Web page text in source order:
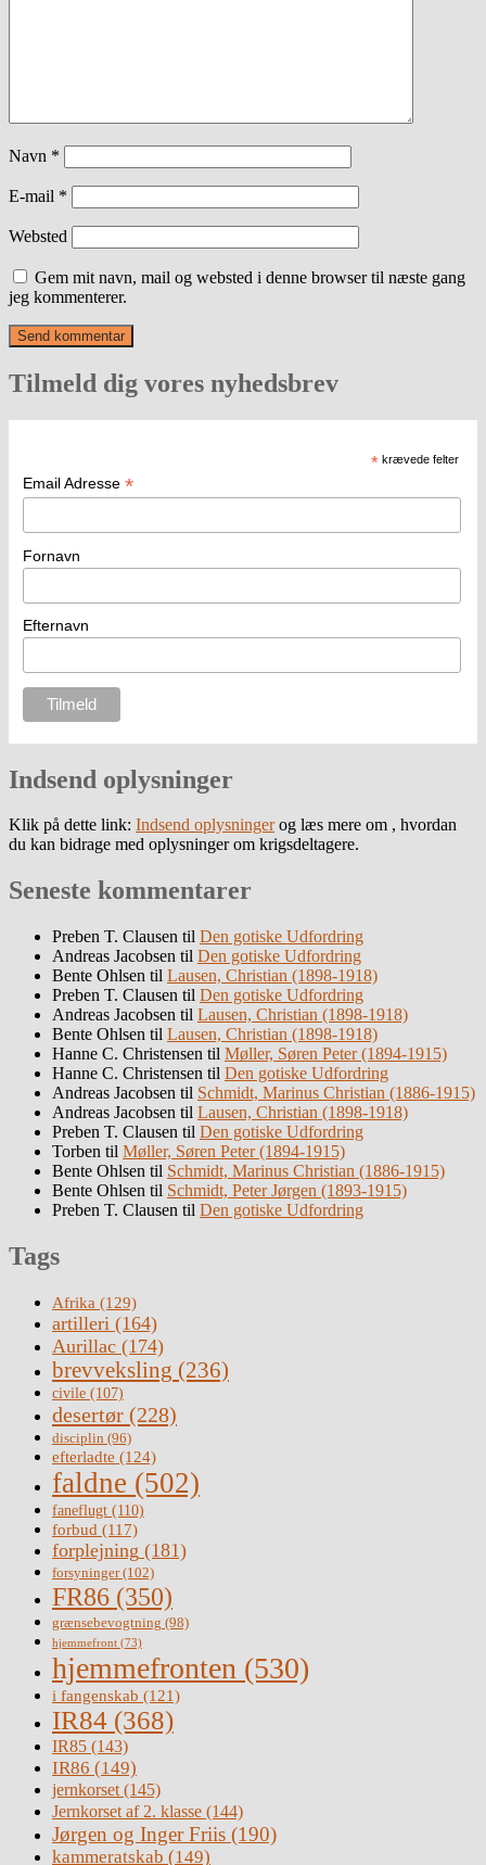
Navn *
E-mail *
Websted
Gem mit navn, mail og websted i denne browser til næste gang
jeg kommenterer.
Tilmeld dig vores nyhedsbrev
* krævede felter
Email Adresse *
Fornavn
Efternavn
Indsend oplysninger
Klik på dette link: Indsend oplysningerog læs mere om , hvordan
du kan bidrage med oplysninger om krigsdeltagere.
Seneste kommentarer
Preben T. Clausen til Den gotiske Udfordring
Andreas Jacobsen til Den gotiske Udfordring
Bente Ohlsen til Lausen, Christian (1898-1918)
Preben T. Clausen til Den gotiske Udfordring
Andreas Jacobsen til Lausen, Christian (1898-1918)
Bente Ohlsen til Lausen, Christian (1898-1918)
Hanne C. Christensen til Møller, Søren Peter (1894-1915)
Hanne C. Christensen til Den gotiske Udfordring
Andreas Jacobsen til Schmidt, Marinus Christian (1886-1915)
Andreas Jacobsen til Lausen, Christian (1898-1918)
Preben T. Clausen til Den gotiske Udfordring
Torben til Møller, Søren Peter (1894-1915)
Bente Ohlsen til Schmidt, Marinus Christian (1886-1915)
Bente Ohlsen til Schmidt, Peter Jørgen (1893-1915)
Preben T. Clausen til Den gotiske Udfordring
Tags
Afrika (129)
artilleri (164)
Aurillac (174)
brevveksling (236)
civile (107)
desertør (228)
disciplin (96)
efterladte (124)
faldne (502)
faneflugt (110)
forbud (117)
forplejning (181)
forsyninger(102)
FR86 (350)
grænsebevogtning (98)
hjemmefront (73)
hjemmefronten (530)
i fangenskab (121)
IR84 (368)
IR85 (143)
IR86 (149)
jernkorset(145)
Jernkorset af 2. klasse (144)
Jørgen og Inger Friis (190)
kammeratskab (149)